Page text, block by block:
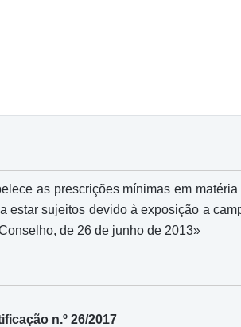
as prescrições mínimas em
sujeitos devido à exposição a
de 26 de junho de 2013»
n.º 26/2017